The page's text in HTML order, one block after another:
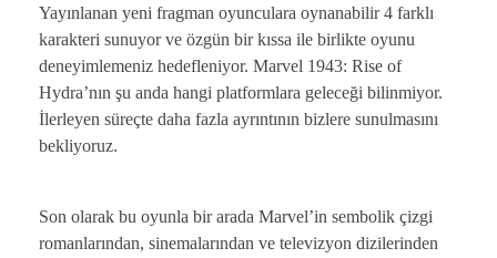
Yayınlanan yeni fragman oyunculara oynanabilir 4 farklı
karakteri sunuyor ve özgün bir kıssa ile birlikte oyunu
deneyimlemeniz hedefleniyor. Marvel 1943: Rise of
Hydra’nın şu anda hangi platformlara geleceği bilinmiyor.
İlerleyen süreçte daha fazla ayrıntının bizlere sunulmasını
bekliyoruz.
Son olarak bu oyunla bir arada Marvel’in sembolik çizgi
romanlarından, sinemalarından ve televizyon dizilerinden